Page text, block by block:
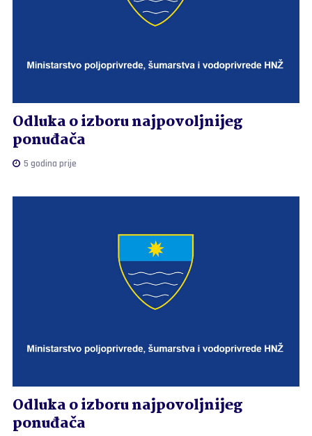
Odluka o izboru najpovoljnijeg
ponuđača
5 godina prije
Odluka o izboru najpovoljnijeg
ponuđača